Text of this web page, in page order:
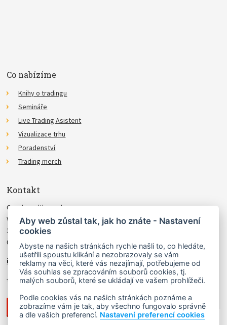
Co nabízíme
Knihy o tradingu
Semináře
Live Trading Asistent
Vizualizace trhu
Poradenství
Trading merch
Kontakt
Czechwealth, spol. s r.o.
Višňová 4
140 00 Praha 4
Česká Republika
info@czechwealth.cz
+420 226 804 571 (9–12 hod.)
NAHORU ↑
Aby web zůstal tak, jak ho znáte - Nastavení
cookies
Abyste na našich stránkách rychle našli to, co hledáte,
ušetřili spoustu klikání a nezobrazovaly se vám
reklamy na věci, které vás nezajímají, potřebujeme od
Vás souhlas se zpracováním souborů cookies, tj.
malých souborů, které se ukládají ve vašem prohlížeči.
Podle cookies vás na našich stránkách poznáme a
zobrazíme vám je tak, aby všechno fungovalo správně
a dle vašich preferencí. Nastavení preferencí cookies